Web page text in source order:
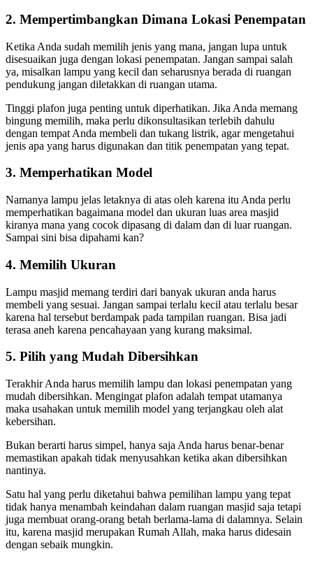
2. Mempertimbangkan Dimana Lokasi Penempatan
Ketika Anda sudah memilih jenis yang mana, jangan lupa untuk
disesuaikan juga dengan lokasi penempatan. Jangan sampai salah
ya, misalkan lampu yang kecil dan seharusnya berada di ruangan
pendukung jangan diletakkan di ruangan utama.
Tinggi plafon juga penting untuk diperhatikan. Jika Anda memang
bingung memilih, maka perlu dikonsultasikan terlebih dahulu
dengan tempat Anda membeli dan tukang listrik, agar mengetahui
jenis apa yang harus digunakan dan titik penempatan yang tepat.
3. Memperhatikan Model
Namanya lampu jelas letaknya di atas oleh karena itu Anda perlu
memperhatikan bagaimana model dan ukuran luas area masjid
kiranya mana yang cocok dipasang di dalam dan di luar ruangan.
Sampai sini bisa dipahami kan?
4. Memilih Ukuran
Lampu masjid memang terdiri dari banyak ukuran anda harus
membeli yang sesuai. Jangan sampai terlalu kecil atau terlalu besar
karena hal tersebut berdampak pada tampilan ruangan. Bisa jadi
terasa aneh karena pencahayaan yang kurang maksimal.
5. Pilih yang Mudah Dibersihkan
Terakhir Anda harus memilih lampu dan lokasi penempatan yang
mudah dibersihkan. Mengingat plafon adalah tempat utamanya
maka usahakan untuk memilih model yang terjangkau oleh alat
kebersihan.
Bukan berarti harus simpel, hanya saja Anda harus benar-benar
memastikan apakah tidak menyusahkan ketika akan dibersihkan
nantinya.
Satu hal yang perlu diketahui bahwa pemilihan lampu yang tepat
tidak hanya menambah keindahan dalam ruangan masjid saja tetapi
juga membuat orang-orang betah berlama-lama di dalamnya. Selain
itu, karena masjid merupakan Rumah Allah, maka harus didesain
dengan sebaik mungkin.